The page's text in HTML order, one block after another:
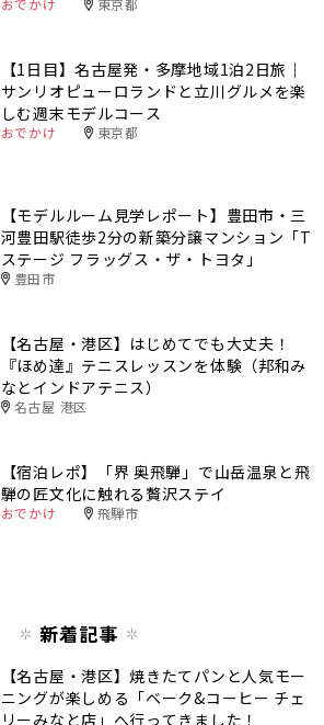
【1日目】名古屋発・多摩地域1泊2日旅｜
サンリオピューロランドと立川グルメを楽
しむ週末モデルコース
おでかけ 東京都
【モデルルーム見学レポート】豊田市・三
河豊田駅徒歩2分の新築分譲マンション「T
ステージ フラッグス・ザ・トヨタ」
豊田市
【名古屋・港区】はじめてでも大丈夫！
『ほめ達』テニスレッスンを体験（邦和み
なとインドアテニス）
名古屋 港区
【宿泊レポ】「界 奥飛騨」で山岳温泉と飛
騨の匠文化に触れる贅沢ステイ
おでかけ 飛騨市
新着記事
【名古屋・港区】焼きたてパンと人気モー
ニングが楽しめる「ベーク&コーヒー チェ
リーみなと店」へ行ってきました！